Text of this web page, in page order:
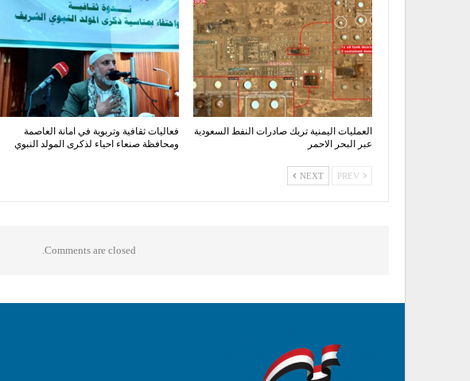
العمليات اليمنية تربك صادرات النفط السعودية
عبر البحر الاحمر
فعاليات ثقافية وتربوية في امانة العاصمة
ومحافظة صنعاء احياء لذكرى المولد النبوي
NEXT
Comments are closed.